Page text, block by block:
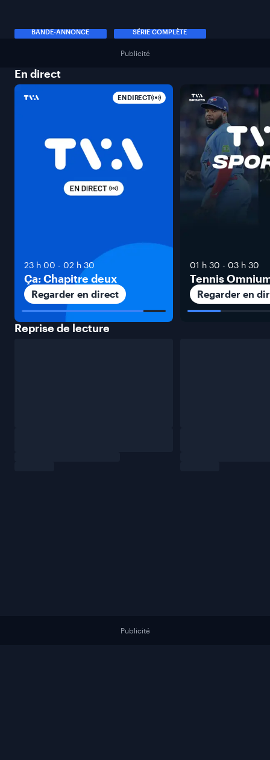
BANDE-ANNONCE SÉRIE COMPLÈTE
Publicité
En direct
EN DIRECT
23 h 00 - 02 h 30
Ça: Chapitre deux
Regarder en direct
01 h 30 - 03 h 30
Tennis
Regarder en
Reprise de lecture
Publicité